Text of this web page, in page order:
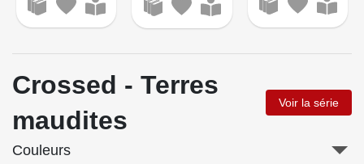
Crossed - Terres
maudites
Voir la série
Couleurs